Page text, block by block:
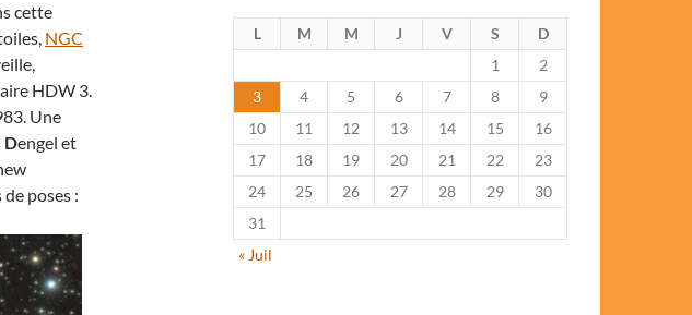
cette
NGC
HDW 3.
Une
Dengel et
de poses :
L M M J V S
D
1
2
3
4 5 6 7 8
9
10
11 12 13 14 15
16
17
18 19 20 21 22
23
24
25 26 27 28 29
30
31
« Juil